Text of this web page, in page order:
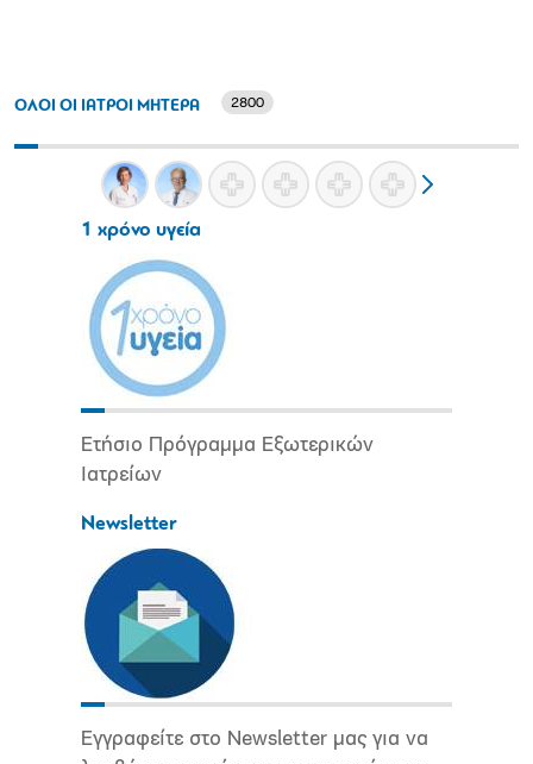
ΟΛΟΙ ΟΙ ΙΑΤΡΟΙ ΜΗΤΕΡΑ 2800
1 χρόνο υγεία
Ετήσιο Πρόγραμμα Εξωτερικών
Ιατρείων
Newsletter
Εγγραφείτε στο Newsletter μας για να